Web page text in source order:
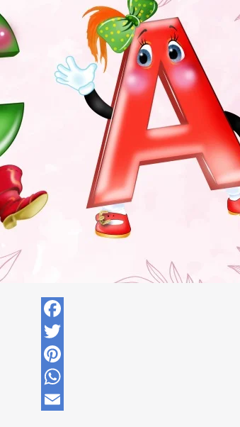
Facebook
Twitter
Pinterest
WhatsApp